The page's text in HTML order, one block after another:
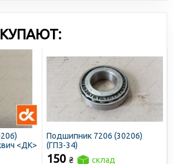
<ДК>
Подшипник 7206 (30206)
(ГПЗ-34)
150 ₴ склад